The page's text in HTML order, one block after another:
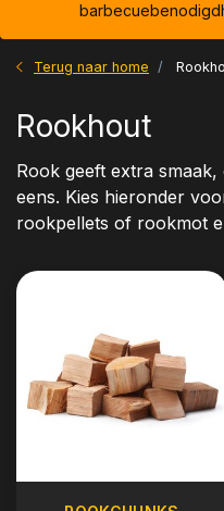
Terug naar home
Rookhout
Rook geeft extra
eens. Kies hieronder
rookpellets of rookmot